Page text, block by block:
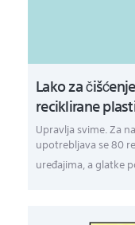
Lako za
reciklirane
Upravlja svime. Za
upotrebljava se 80
uređajima, a glatke